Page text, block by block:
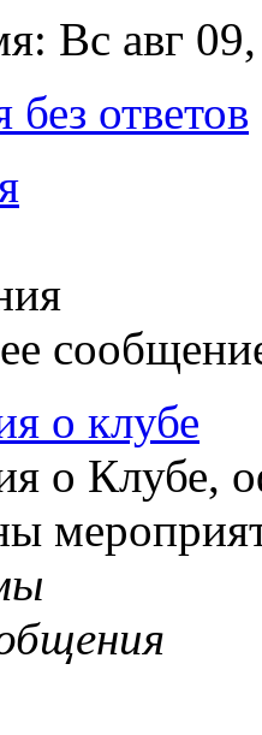
Вс авг
ответов
о клубе
о Клубе,